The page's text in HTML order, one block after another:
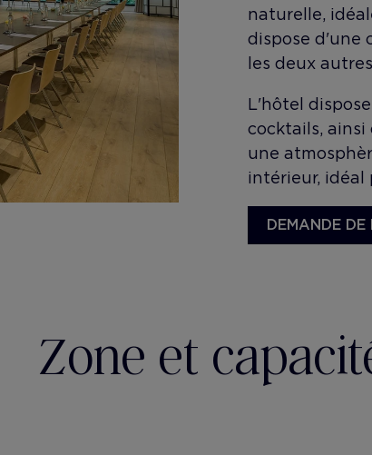
naturelle,
dispose d'une
les deux
L'hôtel
cocktails,
une
intérieur, idéal
DEMANDE DE
Zone et